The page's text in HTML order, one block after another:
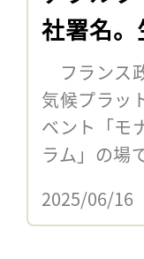
社署名。
フランス
気候プラッ
ベント「モ
ラム」の場
2025/06/16